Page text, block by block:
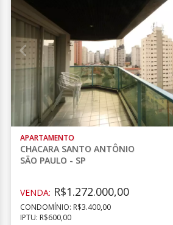
APARTAMENTO
CHACARA SANTO ANTÔNIO
SÃO PAULO - SP
VENDA: R$1.272.000,00
CONDOMÍNIO: R$3.400,00
IPTU: R$600,00